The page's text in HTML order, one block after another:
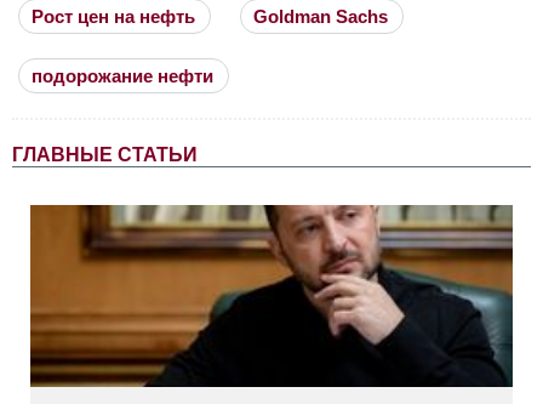
Рост цен на нефть Goldman Sachs
подорожание нефти
ГЛАВНЫЕ СТАТЬИ